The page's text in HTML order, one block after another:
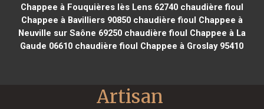
Chappee à Fouquières lès Lens 62740chaudière fioul
Chappee à Bavilliers 90850chaudière fioul Chappee à
Neuville sur Saône 69250chaudière fioul Chappee à La
Gaude 06610 chaudière fioul Chappee à Groslay 95410
Artisan